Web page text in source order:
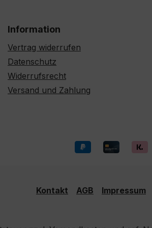
Information
Vertrag widerrufen
Datenschutz
Widerrufsrecht
Versand und Zahlung
Kontakt AGB Impressum